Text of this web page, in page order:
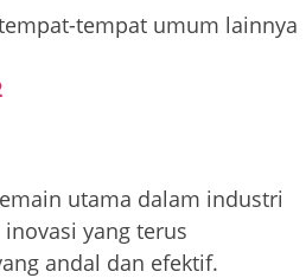
tempat umum lainnya
utama dalam industri
yang terus
andal dan efektif.